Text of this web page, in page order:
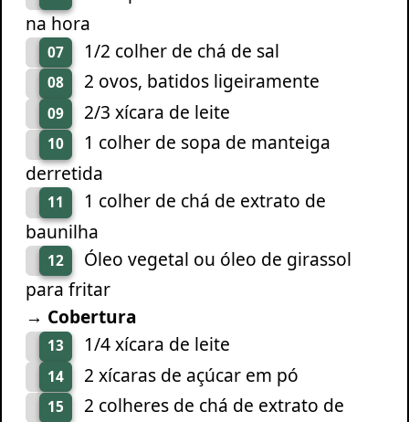
na hora
07 1/2 colher de chá de sal
08 2 ovos, batidos ligeiramente
09 2/3 xícara de leite
10
1 colher de sopa de manteiga
derretida
11
1 colher de chá de extrato de
baunilha
12
Óleo vegetal ou óleo de girassol
para fritar
→ Cobertura
13 1/4 xícara de leite
14 2 xícaras de açúcar em pó
15
2 colheres de chá de extrato de